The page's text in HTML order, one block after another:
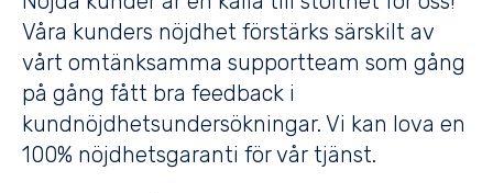
Våra kunders nöjdhet förstärks särskilt av
vårt omtänksamma supportteam som gång
på gång fått bra feedback i
kundnöjdhetsundersökningar. Vi kan lova en
100% nöjdhetsgaranti för vår tjänst.